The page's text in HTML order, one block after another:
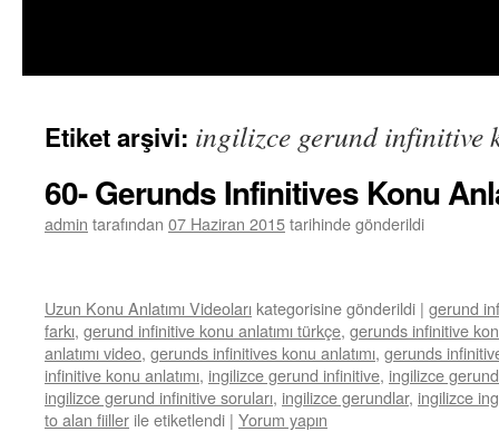
Etiket arşivi: ingilizce gerund infinitive
60- Gerunds Infinitives Konu
admin tarafından 07 Haziran 2015tarihinde gönderildi
Uzun Konu Anlatımı Videoları kategorisine gönderildi | gerund
farkı, gerund infinitive konu anlatımı türkçe, gerunds infinitive
anlatımı video, gerunds infinitives konu anlatımı, gerunds
infinitive konu anlatımı, ingilizce gerund infinitive, ingilizce
ingilizce gerund infinitive soruları, ingilizce gerundlar, ingilizce
to alan fiiller ile etiketlendi | Yorum yapın